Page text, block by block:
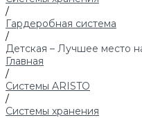
/
Гардеробная система
/
Детская – Лучшее место
Главная
/
Системы ARISTO
/
Системы хранения